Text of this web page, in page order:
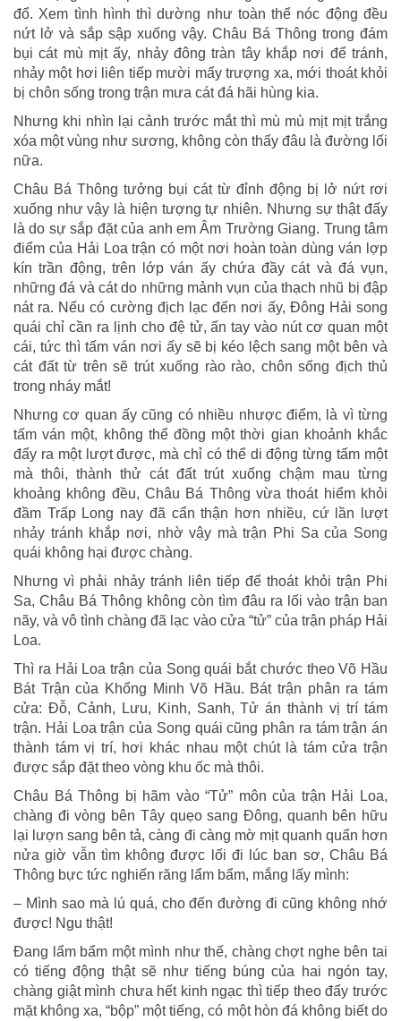
đổ. Xem tình hình thì dường như toàn thể nóc động đều
nứt lở và sắp sập xuống vậy. Châu Bá Thông trong đám
bụi cát mù mịt ấy, nhảy đông tràn tây khắp nơi để tránh,
nhảy một hơi liên tiếp mười mấy trượng xa, mới thoát khỏi
bị chôn sống trong trận mưa cát đá hãi hùng kia.
Nhưng khi nhìn lại cảnh trước mắt thì mù mù mịt mịt trắng
xóa một vùng như sương, không còn thấy đâu là đường lối
nữa.
Châu Bá Thông tưởng bụi cát từ đỉnh động bị lở nứt rơi
xuống như vậy là hiện tượng tự nhiên. Nhưng sự thật đấy
là do sự sắp đặt của anh em Âm Trường Giang. Trung tâm
điểm của Hải Loa trận có một nơi hoàn toàn dùng ván lợp
kín trần động, trên lớp ván ấy chứa đầy cát và đá vụn,
những đá và cát do những mảnh vụn của thạch nhũ bị đập
nát ra. Nếu có cường địch lạc đến nơi ấy, Đông Hải song
quái chỉ cần ra lịnh cho đệ tử, ấn tay vào nút cơ quan một
cái, tức thì tấm ván nơi ấy sẽ bị kéo lệch sang một bên và
cát đất từ trên sẽ trút xuống rào rào, chôn sống địch thủ
trong nháy mắt!
Nhưng cơ quan ấy cũng có nhiều nhược điểm, là vì từng
tấm ván một, không thể đồng một thời gian khoảnh khắc
đẩy ra một lượt được, mà chỉ có thể di động từng tấm một
mà thôi, thành thử cát đất trút xuống chậm mau từng
khoảng không đều, Châu Bá Thông vừa thoát hiểm khỏi
đầm Trấp Long nay đã cẩn thận hơn nhiều, cứ lần lượt
nhảy tránh khắp nơi, nhờ vậy mà trận Phi Sa của Song
quái không hại được chàng.
Nhưng vì phải nhảy tránh liên tiếp để thoát khỏi trận Phi
Sa, Châu Bá Thông không còn tìm đâu ra lối vào trận ban
nãy, và vô tình chàng đã lạc vào cửa “tử” của trận pháp Hải
Loa.
Thì ra Hải Loa trận của Song quái bắt chước theo Võ Hầu
Bát Trận của Khổng Minh Võ Hầu. Bát trận phân ra tám
cửa: Đỗ, Cảnh, Lưu, Kinh, Sanh, Tử án thành vị trí tám
trận. Hải Loa trận của Song quái cũng phân ra tám trận án
thành tám vị trí, hơi khác nhau một chút là tám cửa trận
được sắp đặt theo vòng khu ốc mà thôi.
Châu Bá Thông bị hãm vào “Tử” môn của trận Hải Loa,
chàng đi vòng bên Tây quẹo sang Đông, quanh bên hữu
lại lượn sang bên tả, càng đi càng mờ mịt quanh quẩn hơn
nửa giờ vẫn tìm không được lối đi lúc ban sơ, Châu Bá
Thông bực tức nghiến răng lẩm bẩm, mắng lấy mình:
– Mình sao mà lú quá, cho đến đường đi cũng không nhớ
được! Ngu thật!
Đang lẩm bẩm một mình như thế, chàng chợt nghe bên tai
có tiếng động thật sẽ như tiếng búng của hai ngón tay,
chàng giật mình chưa hết kinh ngạc thì tiếp theo đấy trước
mặt không xa, “bộp” một tiếng, có một hòn đá không biết do